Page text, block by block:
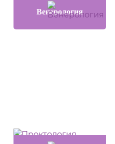
Венерология